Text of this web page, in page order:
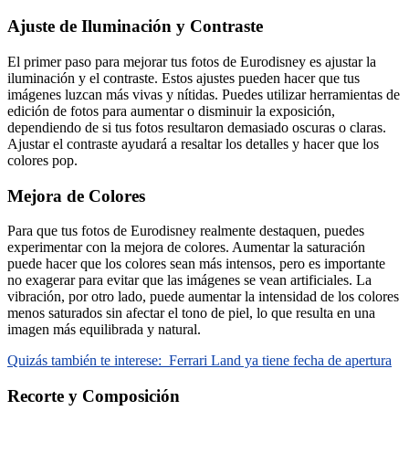
Ajuste de Iluminación y Contraste
El primer paso para mejorar tus fotos de Eurodisney es ajustar la
iluminación y el contraste. Estos ajustes pueden hacer que tus
imágenes luzcan más vivas y nítidas. Puedes utilizar herramientas de
edición de fotos para aumentar o disminuir la exposición,
dependiendo de si tus fotos resultaron demasiado oscuras o claras.
Ajustar el contraste ayudará a resaltar los detalles y hacer que los
colores pop.
Mejora de Colores
Para que tus fotos de Eurodisney realmente destaquen, puedes
experimentar con la mejora de colores. Aumentar la saturación
puede hacer que los colores sean más intensos, pero es importante
no exagerar para evitar que las imágenes se vean artificiales. La
vibración, por otro lado, puede aumentar la intensidad de los colores
menos saturados sin afectar el tono de piel, lo que resulta en una
imagen más equilibrada y natural.
Quizás también te interese: Ferrari Land ya tiene fecha de apertura
Recorte y Composición